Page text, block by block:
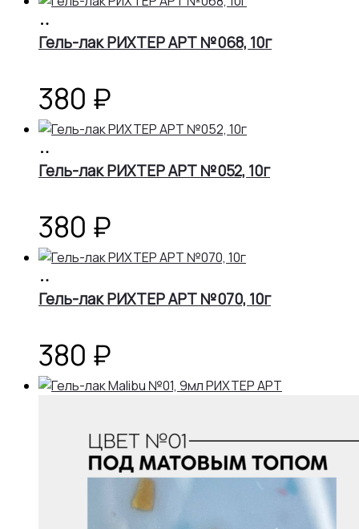
корзину
Гель-лак РИХТЕР АРТ №068, 10г
380 ₽
корзину
Гель-лак РИХТЕР АРТ №052, 10г
380 ₽
корзину
Гель-лак РИХТЕР АРТ №070, 10г
380 ₽